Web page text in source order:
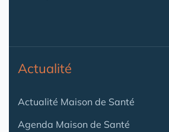
Actualité
Actualité Maison de Santé
Agenda Maison de Santé